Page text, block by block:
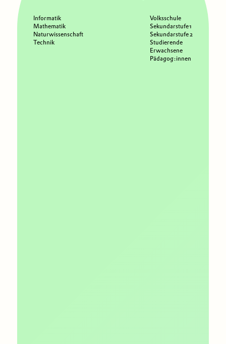
Informatik
Mathematik
Naturwissenschaft
Technik
Volksschule
Sekundarstufe 1
Sekundarstufe 2
Studierende
Erwachsene
Pädagog:innen